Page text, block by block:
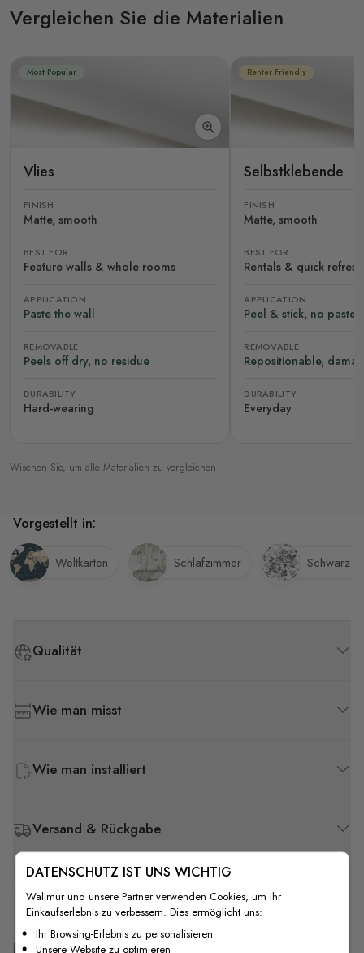
Vergleichen Sie die Materialien
Most Popular
Vlies
FINISH
Matte, smooth
BEST FOR
Feature walls & whole rooms
APPLICATION
Paste the wall
REMOVABLE
Peels off dry, no residue
DURABILITY
Hard-wearing
Renter Friendly
Selbstklebende
FINISH
Matte, smooth
BEST FOR
Rentals & quick
APPLICATION
Peel & stick, no paste
REMOVABLE
Repositionable,
DURABILITY
Everyday
Wischen Sie, um alle Materialien zu vergleichen
Qualität
Wie man misst
Wie man installiert
Versand & Rückgabe
F.A.Q
Kostenlose Anpassung
Vorgestellt in:
Weltkarten Schlafzimmer Schwarz-
DATENSCHUTZ IST UNS WICHTIG
Wallmur und unsere Partner verwenden Cookies, um Ihr
Einkaufserlebnis zu verbessern. Dies ermöglicht uns:
Ihr Browsing-Erlebnis zu personalisieren
Unsere Website zu optimieren